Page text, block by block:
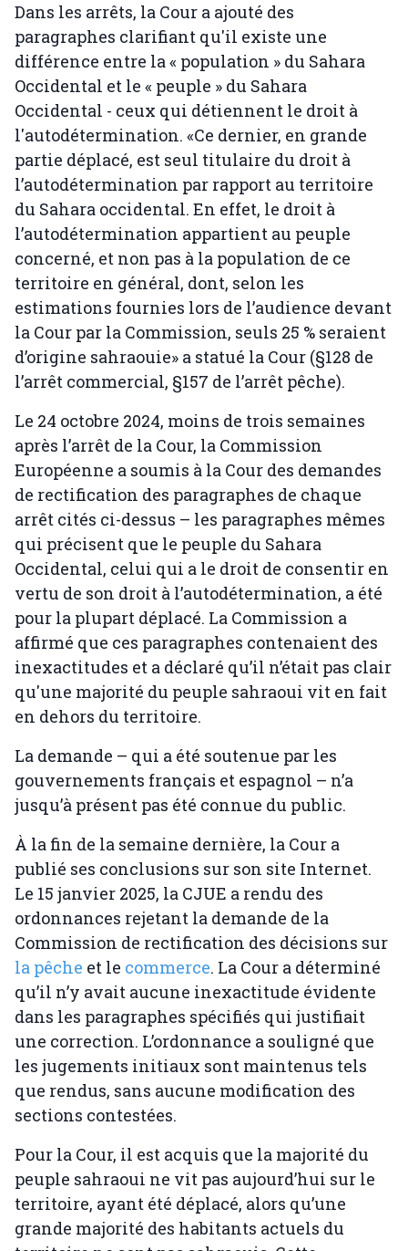
Dans les arrêts, la Cour a ajouté des
paragraphes clarifiant qu'il existe une
différence entre la « population » du Sahara
Occidental et le « peuple » du Sahara
Occidental - ceux qui détiennent le droit à
l'autodétermination. «Ce dernier, en grande
partie déplacé, est seul titulaire du droit à
l’autodétermination par rapport au territoire
du Sahara occidental. En effet, le droit à
l’autodétermination appartient au peuple
concerné, et non pas à la population de ce
territoire en général, dont, selon les
estimations fournies lors de l’audience devant
la Cour par la Commission, seuls 25 % seraient
d’origine sahraouie» a statué la Cour (§128 de
l’arrêt commercial, §157 de l’arrêt pêche).
Le 24 octobre 2024, moins de trois semaines
après l’arrêt de la Cour, la Commission
Européenne a soumis à la Cour des demandes
de rectification des paragraphes de chaque
arrêt cités ci-dessus – les paragraphes mêmes
qui précisent que le peuple du Sahara
Occidental, celui qui a le droit de consentir en
vertu de son droit à l’autodétermination, a été
pour la plupart déplacé. La Commission a
affirmé que ces paragraphes contenaient des
inexactitudes et a déclaré qu’il n’était pas clair
qu'une majorité du peuple sahraoui vit en fait
en dehors du territoire.
La demande – qui a été soutenue par les
gouvernements français et espagnol – n’a
jusqu’à présent pas été connue du public.
À la fin de la semaine dernière, la Cour a
publié ses conclusions sur son site Internet.
Le 15 janvier 2025, la CJUE a rendu des
ordonnances rejetant la demande de la
Commission de rectification des décisions sur
la pêche et le commerce. La Cour a déterminé
qu’il n’y avait aucune inexactitude évidente
dans les paragraphes spécifiés qui justifiait
une correction. L’ordonnance a souligné que
les jugements initiaux sont maintenus tels
que rendus, sans aucune modification des
sections contestées.
Pour la Cour, il est acquis que la majorité du
peuple sahraoui ne vit pas aujourd’hui sur le
territoire, ayant été déplacé, alors qu’une
grande majorité des habitants actuels du